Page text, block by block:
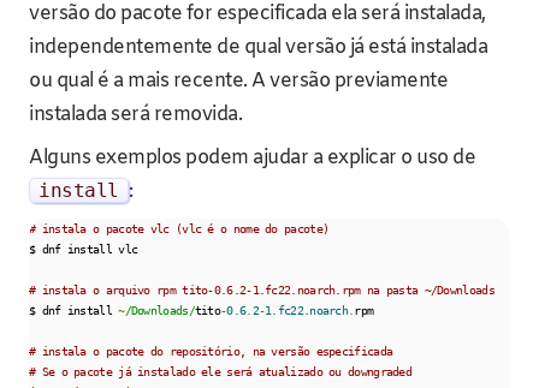
versão do pacote for especificada ela será instalada,
independentemente de qual versão já está instalada
ou qual é a mais recente. A versão previamente
instalada será removida.
Alguns exemplos podem ajudar a explicar o uso de
install :
# instala o pacote vlc (vlc é o nome do pacote)
$ dnf install vlc
# instala o arquivo rpm tito-0.6.2-1.fc22.noarch.rpm na pasta ~/Downloads
$ dnf install ~/Downloads/tito-0.6. 2-1.fc22.noarch. rpm
# instala o pacote do repositório, na versão especificada
# Se o pacote já instalado ele será atualizado ou downgraded